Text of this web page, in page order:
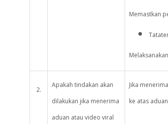
Memastkan
2.
Apakah tindakan akan
dilakukan jika menerima
aduan atau video viral
Jika
ke atas